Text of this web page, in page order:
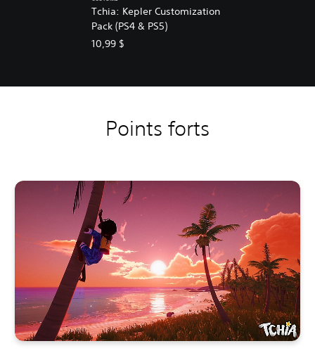
Tchia: Kepler Customization
Pack (PS4 & PS5)
10,99 $
Points forts